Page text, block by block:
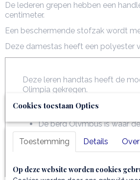
De lederen grepen hebben een
centimeter.
Een beschermende stofzak wordt
Deze damestas heeft een polyester
Deze leren handtas heeft de
Olimpia gekregen.
Olimpia is een italiaanse
De berg Olympus is waar
ophielden. De naam
goden'.
Cookies toestaan Opties
Toestemming Details Over
Op deze website worden cookies